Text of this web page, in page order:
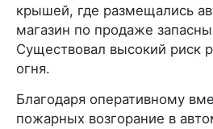
крышей, где размещались
магазин по продаже
Существовал высокий риск
огня.
Благодаря оперативному
пожарных возгорание в